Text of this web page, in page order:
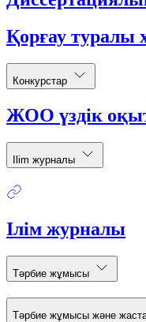
Қорғау туралы
Конкурстар
ЖОО үздік
Ilim журналы
Ілім журналы
Тәрбие жұмысы
Тәрбие жұмысы және